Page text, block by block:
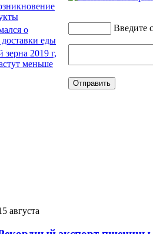
о
доставки еды
2019 г,
меньше
Введите
августа